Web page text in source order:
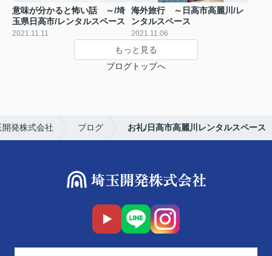
意味が分かると怖い話 ～/埼
玉県日高市/レンタルスペース
2021.11.11
海外旅行 ～日高市高麗川/レ
ンタルスペース
2021.11.06
もっと見る
ブログトップへ
発株式会社 ブログ お礼/日高市高麗川レンタルスペース